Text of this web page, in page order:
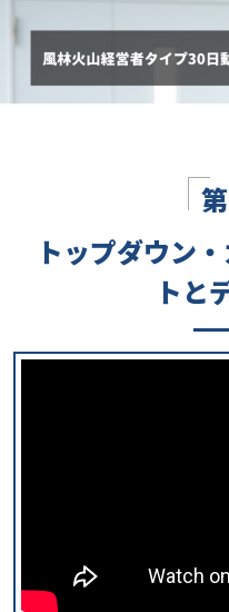
トップダウン
トと